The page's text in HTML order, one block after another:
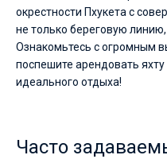
окрестности Пхукета с
не только береговую
Ознакомьтесь с огромным
поспешите арендовать
идеального отдыха!
Часто